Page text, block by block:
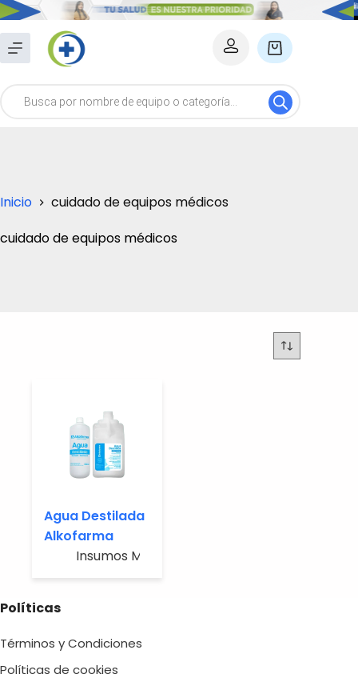
Saltar
al
contenido
Carro
compra
Inicio
cuidado de equipos médicos
cuidado de equipos médicos
Agua Destilada
Alkofarma
Insumos Médicos
Políticas
Términos y Condiciones
Políticas de cookies